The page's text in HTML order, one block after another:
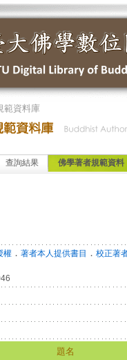
範資料庫
查詢結果 佛學著者規範資料
權． 著者本人提供書目 ． 校正著
題名